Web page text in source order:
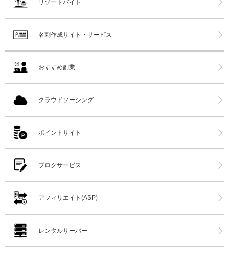
リゾートバイト
名刺作成サイト・サービス
おすすめ副業
クラウドソーシング
ポイントサイト
ブログサービス
アフィリエイト(ASP)
レンタルサーバー